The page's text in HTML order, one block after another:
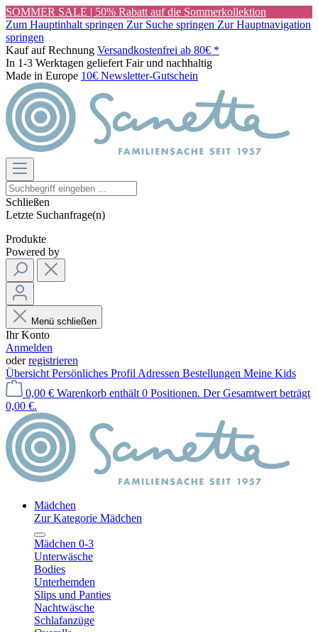
SOMMER SALE | 50% Rabatt auf die Sommerkollektion
Zum Hauptinhalt springen Zur Suche springen Zur Hauptnavigation
springen
Kauf auf Rechnung Versandkostenfrei ab 80€ *
In 1-3 Werktagen geliefert Fair und nachhaltig
Made in Europe 10€ Newsletter-Gutschein
Schließen
Letzte Suchanfrage(n)
Produkte
Powered by
Menü schließen
Ihr Konto
Anmelden
oderregistrieren
Übersicht Persönliches Profil Adressen Bestellungen Meine Kids
0,00 € Warenkorb enthält 0 Positionen. Der Gesamtwert beträgt
0,00 €.
Mädchen
Zur Kategorie Mädchen
Mädchen 0-3
Unterwäsche
Bodies
Unterhemden
Slips und Panties
Nachtwäsche
Schlafanzüge